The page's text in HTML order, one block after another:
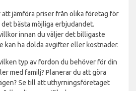
att jämföra priser från olika företag för
bästa möjliga erbjudandet.
innan du väljer det billigaste
kan ha dolda avgifter eller kostnader.
typ av fordon du behöver för din
med familj? Planerar du att göra
Se till att uthyrningsföretaget